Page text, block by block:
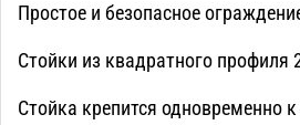
Простое и безопасное
Стойки из квадратного профиля
Стойка крепится одновременно